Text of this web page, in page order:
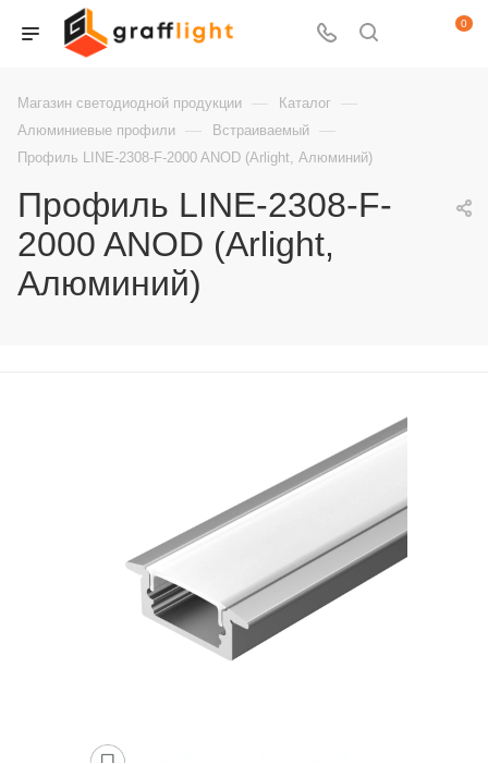
0
Магазин светодиодной продукции — Каталог —
Алюминиевые профили — Встраиваемый —
Профиль LINE-2308-F-2000 ANOD (Arlight, Алюминий)
Профиль LINE-2308-F-
2000 ANOD (Arlight,
Алюминий)